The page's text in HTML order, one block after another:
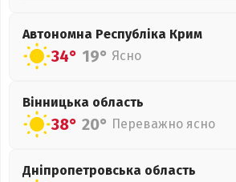
Автономна Республіка Крим
34° 19° Ясно
Вінницька область
38° 20° Переважно ясно
Дніпропетровська область